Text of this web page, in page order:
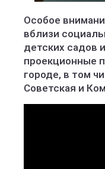
Особое
вблизи
детских садов
проекционные
городе, в том
Советская и